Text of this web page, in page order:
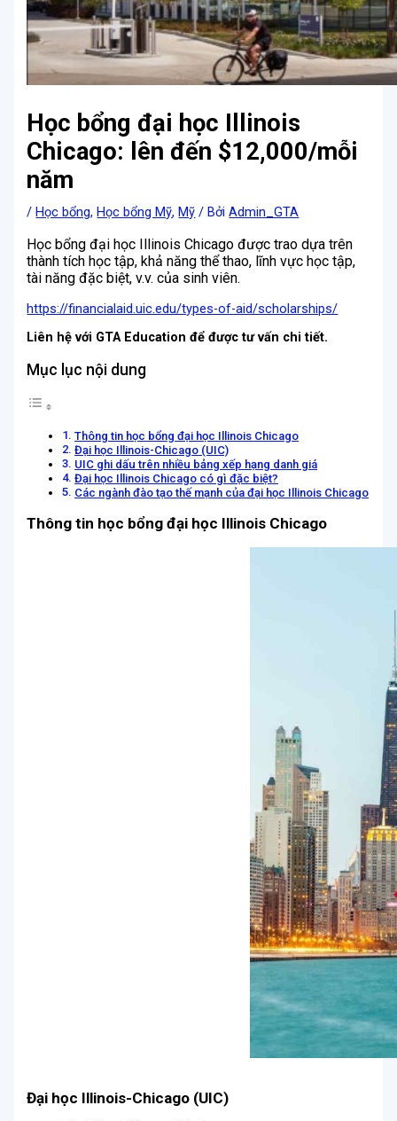
Học bổng đại học Illinois
Chicago: lên đến $12,000/mỗi
năm
/Học bổng,Học bổng Mỹ,Mỹ / BởiAdmin_GTA
Học bổng đại học Illinois Chicago được trao dựa trên
thành tích học tập, khả năng thể thao, lĩnh vực học tập,
tài năng đặc biệt, v.v. của sinh viên.
https://financialaid.uic.edu/types-of-aid/scholarships/
Liên hệ với GTA Education để được tư vấn chi tiết.
Mục lục nội dung
Thông tin học bổng đại học Illinois Chicago
Đại học Illinois-Chicago (UIC)
UIC ghi dấu trên nhiều bảng xếp hạng danh giá
Đại học Illinois Chicago có gì đặc biệt?
Các ngành đào tạo thế mạnh của đại học Illinois Chicago
Thông tin học bổng đại học Illinois Chicago
Đại học Illinois-Chicago (UIC)